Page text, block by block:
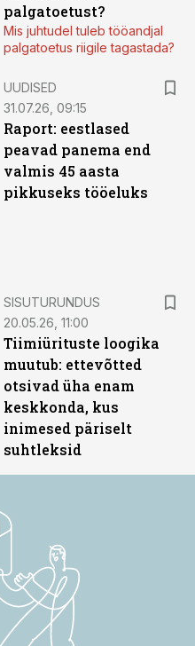
palgatoetust?
Mis juhtudel tuleb tööandjal
palgatoetus riigile tagastada?
UUDISED
31.07.26, 09:15
Raport: eestlased
peavad panema end
valmis 45 aasta
pikkuseks tööeluks
SISUTURUNDUS
20.05.26, 11:00
Tiimiürituste loogika
muutub: ettevõtted
otsivad üha enam
keskkonda, kus
inimesed päriselt
suhtleksid